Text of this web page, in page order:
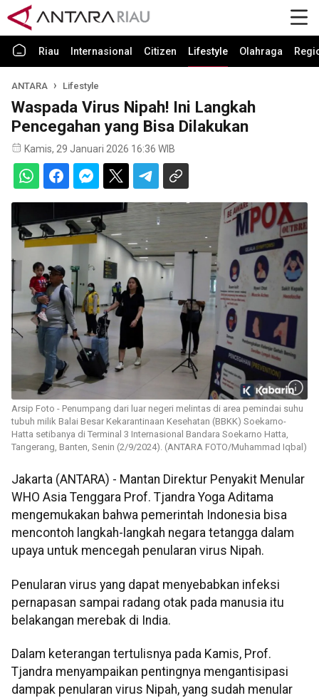
Riau Internasional Citizen Lifestyle Olahraga
ANTARA Lifestyle
Waspada Virus Nipah! Ini Langkah
Pencegahan yang Bisa Dilakukan
Kamis, 29 Januari 2026 16:36 WIB
Arsip Foto - Penumpang dari luar negeri melintas di area pemindai suhu
tubuh milik Balai Besar Kekarantinaan Kesehatan (BBKK) Soekarno-
Hatta setibanya di Terminal 3 Internasional Bandara Soekarno Hatta,
Tangerang, Banten, Senin (2/9/2024). (ANTARA FOTO/Muhammad Iqbal)
Jakarta (ANTARA) - Mantan Direktur Penyakit Menular
WHO Asia Tenggara Prof. Tjandra Yoga Aditama
mengemukakan bahwa pemerintah Indonesia bisa
mencontoh langkah-langkah negara tetangga dalam
upaya untuk mencegah penularan virus Nipah.
Penularan virus yang dapat menyebabkan infeksi
pernapasan sampai radang otak pada manusia itu
belakangan merebak di India.
Dalam keterangan tertulisnya pada Kamis, Prof.
Tjandra menyampaikan pentingnya mengantisipasi
dampak penularan virus Nipah, yang sudah menular